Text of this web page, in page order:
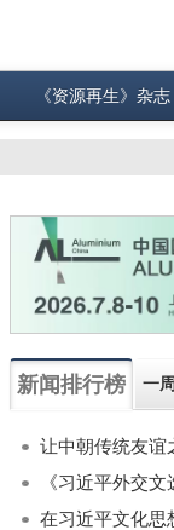
《资源再生》杂志
新闻排行榜 一周
《习近平外交